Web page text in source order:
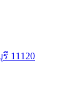
11120